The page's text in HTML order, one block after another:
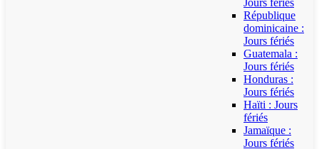
Jours fériés
République
dominicaine :
Jours fériés
Guatemala :
Jours fériés
Honduras :
Jours fériés
Haïti : Jours
fériés
Jamaïque :
Jours fériés